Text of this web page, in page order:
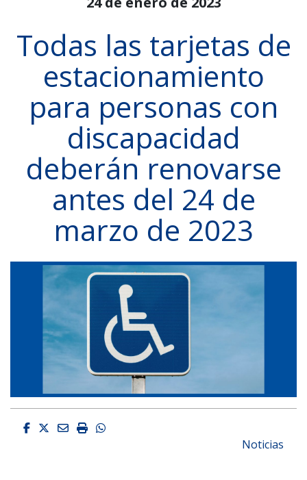
Todas las tarjetas de
estacionamiento
para personas con
discapacidad
deberán renovarse
antes del 24 de
marzo de 2023
Facebook
Twitter
EmailImprimirWhatsapp
Noticias